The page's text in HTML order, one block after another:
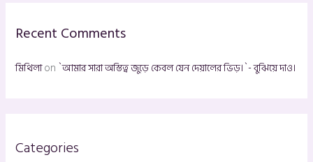
f
Recent Comments
মিথিলাon `আমার সারা অস্তিত্ব জুড়ে কেবল যেন দেয়ালের ভিড়।`- বুঝিয়ে দাও।
Categories